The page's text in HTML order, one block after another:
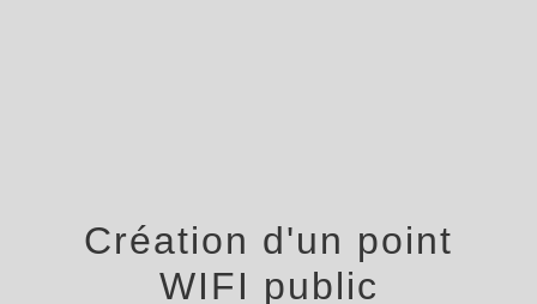
Création d'un point
WIFI public